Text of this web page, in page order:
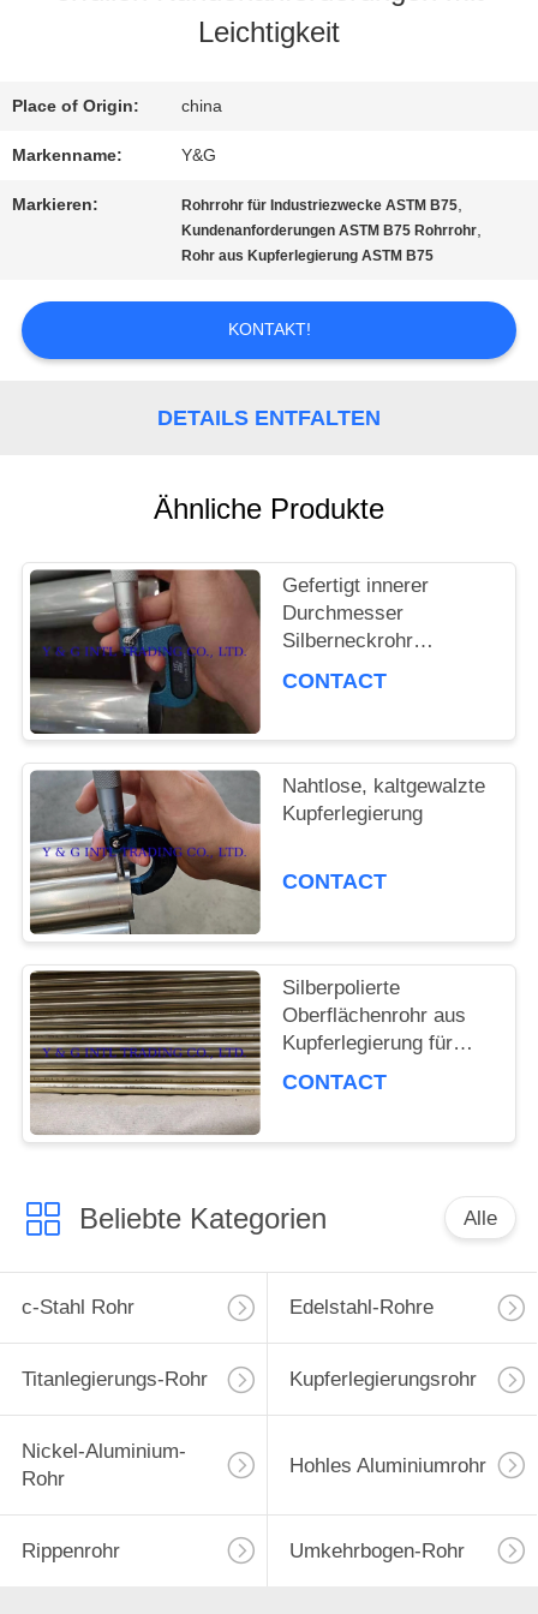
QUALITÄTSKONTROLLE
IN
FÄLLE
SITEMAP
PRIVACY
POLICY
Leichtigkeit
Place of Origin: china
Markenname: Y&G
Markieren: Rohrrohr für Industriezwecke ASTM B75,
Kundenanforderungen ASTM B75 Rohrrohr,
Rohr aus Kupferlegierung ASTM B75
KONTAKT!
DETAILS ENTFALTEN
Ähnliche Produkte
Gefertigt innerer
Durchmesser
Silberneckrohr
kaltgewalzt
CONTACT
Nahtlose, kaltgewalzte
Kupferlegierung
CONTACT
Silberpolierte
Oberflächenrohr aus
Kupferlegierung für
Möbeldekoration
CONTACT
Beliebte Kategorien Alle
c-Stahl Rohr Edelstahl-Rohre
Titanlegierungs-Rohr Kupferlegierungsrohr
Nickel-Aluminium-
Rohr
Hohles Aluminiumrohr
Rippenrohr Umkehrbogen-Rohr